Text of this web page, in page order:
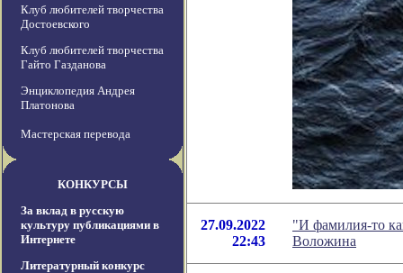
Клуб любителей творчества
Достоевского
Клуб любителей творчества
Гайто Газданова
Энциклопедия Андрея
Платонова
Мастерская перевода
КОНКУРСЫ
За вклад в русскую
культуру публикациями в
Интернете
Литературный конкурс
27.09.2022
22:43
"И фамилия-то
Воложина